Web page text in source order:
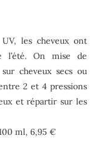
les cheveux ont
l’été. On mise de
cheveux secs ou
2 et 4 pressions
et répartir sur les
ml, 6,95 €